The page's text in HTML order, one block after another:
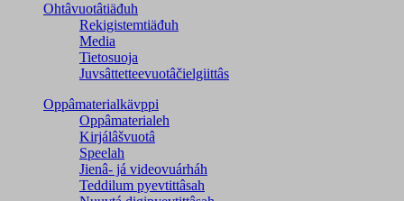
Ohtâvuotâtiäđuh
Rekigistemtiäđuh
Media
Tietosuoja
Juvsâttetteevuotâčielgiittâs
Oppâmaterialkävppi
Oppâmaterialeh
Kirjálâšvuotâ
Speelah
Jienâ- já videovuárháh
Teddilum pyevtittâsah